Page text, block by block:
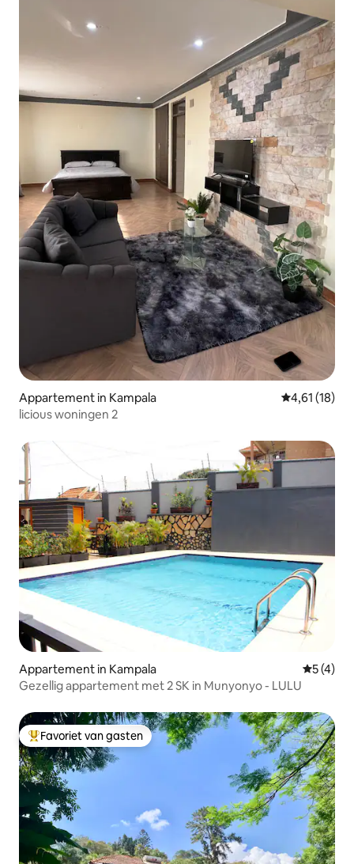
Appartement in Kampala Gemiddelde
4,61 (18)
licious woningen 2
Appartement in Kampala
5 (4)
Gezellig appartement met 2 SK in Munyonyo - LULU
Topfavoriet van gasten
Favoriet van gasten